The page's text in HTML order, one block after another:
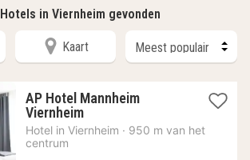
Hotels in Viernheim gevonden
Kaart
AP Hotel Mannheim
Viernheim1
nacht
Hotel in Viernheim · 950 m van het
centrum